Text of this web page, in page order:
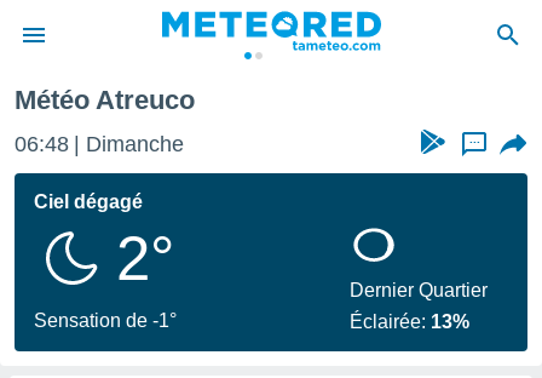
de
Météo Atreuco
06:48 Dimanche ...
Ciel dégagé
2°
Sensation de -1°
Dernier Quartier
Éclairée: 13%